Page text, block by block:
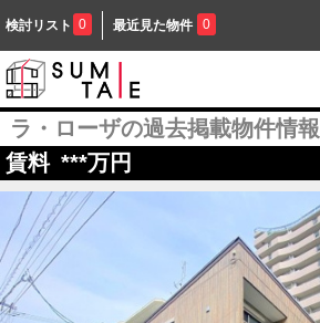
検討リスト 0 最近見た物件 0
ラ・ローザの過去掲載物件情報
賃料 ***万円